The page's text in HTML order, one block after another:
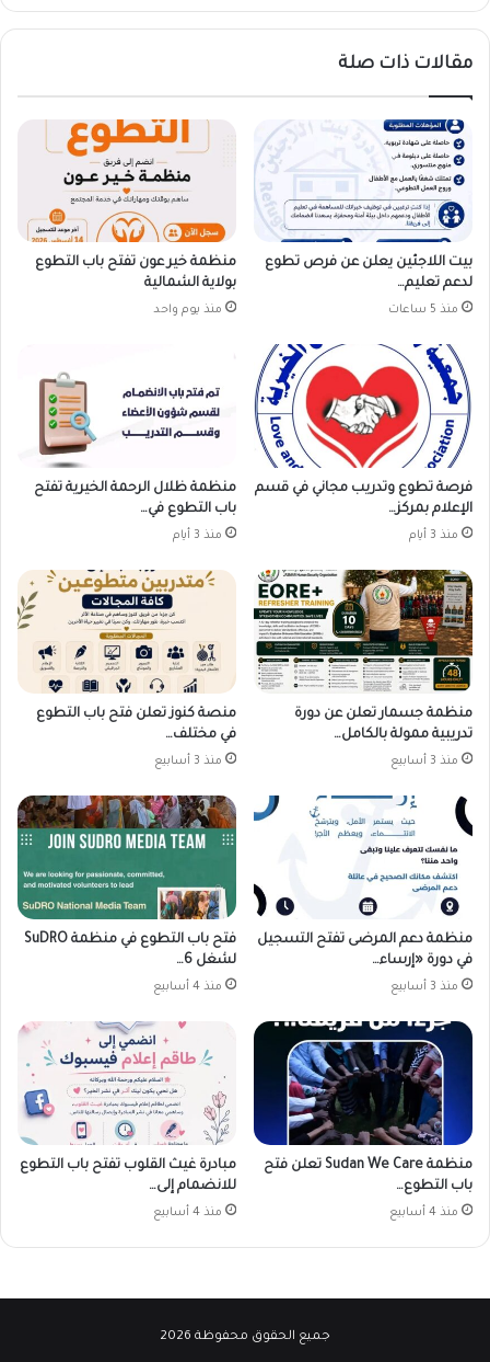
مقالات ذات صلة
بيت اللاجئين يعلن عن فرص تطوع
لدعم تعليم…
منذ 5 ساعات
منظمة خير عون تفتح باب التطوع
بولاية الشمالية
منذ يوم واحد
فرصة تطوع وتدريب مجاني في قسم
الإعلام بمركز…
منذ 3 أيام
منظمة ظلال الرحمة الخيرية تفتح
باب التطوع في…
منذ 3 أيام
منظمة جسمار تعلن عن دورة
تدريبية ممولة بالكامل…
منذ 3 أسابيع
منصة كنوز تعلن فتح باب التطوع
في مختلف…
منذ 3 أسابيع
منظمة دعم المرضى تفتح التسجيل
في دورة «إرساء…
منذ 3 أسابيع
فتح باب التطوع في منظمة SuDRO
لشغل 6…
منذ 4 أسابيع
منظمة Sudan We Care تعلن فتح
باب التطوع…
منذ 4 أسابيع
مبادرة غيث القلوب تفتح باب التطوع
للانضمام إلى…
منذ 4 أسابيع
جميع الحقوق محفوظة 2026